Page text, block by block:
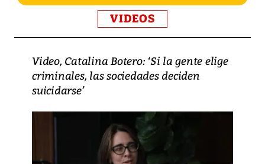
VIDEOS
Video, Catalina Botero: ‘Si la gente elige
criminales, las sociedades deciden
suicidarse’